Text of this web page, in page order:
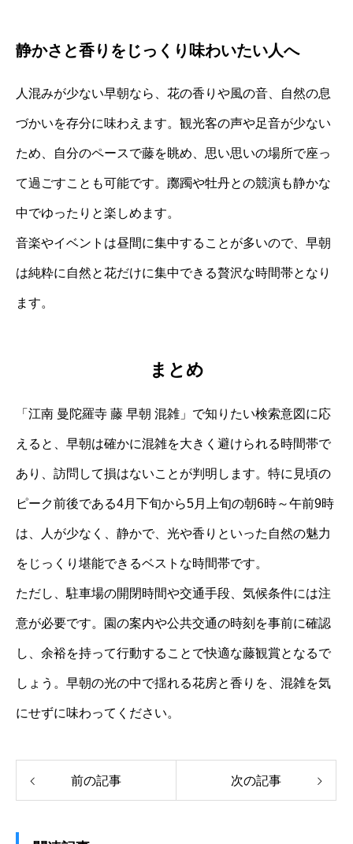
静かさと香りをじっくり味わいたい人へ
人混みが少ない早朝なら、花の香りや風の音、自然の息
づかいを存分に味わえます。観光客の声や足音が少ない
ため、自分のペースで藤を眺め、思い思いの場所で座っ
て過ごすことも可能です。躑躅や牡丹との競演も静かな
中でゆったりと楽しめます。
音楽やイベントは昼間に集中することが多いので、早朝
は純粋に自然と花だけに集中できる贅沢な時間帯となり
ます。
まとめ
「江南 曼陀羅寺 藤 早朝 混雑」で知りたい検索意図に応
えると、早朝は確かに混雑を大きく避けられる時間帯で
あり、訪問して損はないことが判明します。特に見頃の
ピーク前後である4月下旬から5月上旬の朝6時～午前9時
は、人が少なく、静かで、光や香りといった自然の魅力
をじっくり堪能できるベストな時間帯です。
ただし、駐車場の開閉時間や交通手段、気候条件には注
意が必要です。園の案内や公共交通の時刻を事前に確認
し、余裕を持って行動することで快適な藤観賞となるで
しょう。早朝の光の中で揺れる花房と香りを、混雑を気
にせずに味わってください。
前の記事 次の記事